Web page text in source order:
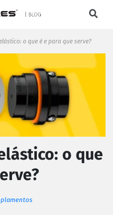
o que é e para que serve?
o que